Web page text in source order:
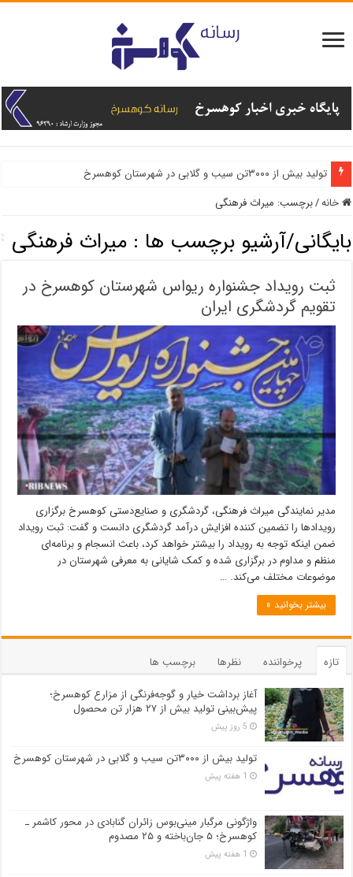
تولید بیش از ۳۰۰۰تن سیب و گلابی در شهرستان کوهسرخ
خانه/برچسب: میراث فرهنگی
بایگانی/آرشیو برچسب ها :میراث فرهنگی
ثبت رویداد جشنواره ریواس شهرستان کوهسرخ در
تقویم گردشگری ایران
مدیر نمایندگی میراث فرهنگی، گردشگری و صنایع‌دستی کوهسرخ برگزاری
رویدادها را تضمین کننده افزایش درآمد گردشگری دانست و گفت: ثبت رویداد
ضمن اینکه توجه به رویداد را بیشتر خواهد کرد، باعث انسجام و برنامه‌ای
منظم و مداوم در برگزاری شده و کمک شایانی به معرفی شهرستان در
موضوعات مختلف می‌کند. …
بیشتر بخوانید »
تازه پرخواننده نظرها
برچسب ها
آغاز برداشت خیار و گوجه‌فرنگی از مزارع کوهسرخ؛
پیش‌بینی تولید بیش از ۲۷ هزار تن محصول
5 روز پیش
تولید بیش از ۳۰۰۰تن سیب و گلابی در شهرستان کوهسرخ
1 هفته پیش
واژگونی مرگبار مینی‌بوس زائران گنابادی در محور کاشمر ـ
کوهسرخ؛ ۵ جان‌باخته و ۲۵ مصدوم
1 هفته پیش